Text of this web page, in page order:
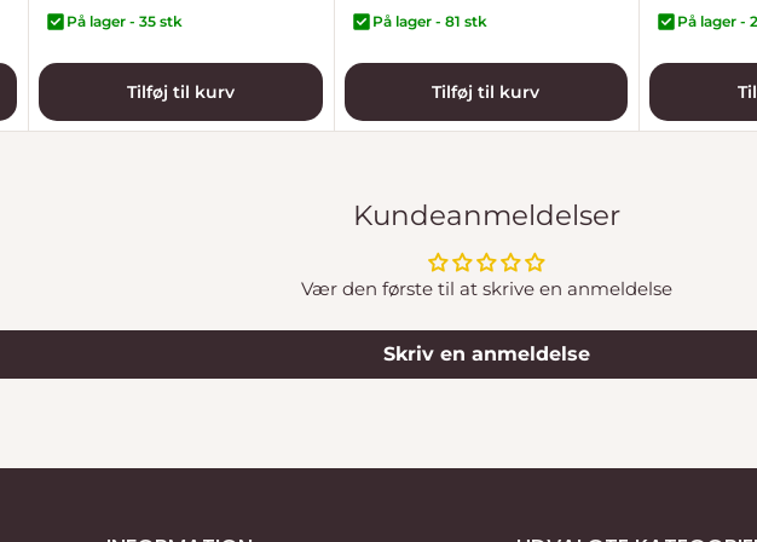
På lager - 35 stk
Tilføj til kurv
På lager - 81 stk
Tilføj til kurv
På lager -
Kundeanmeldelser
Vær den første til at skrive en anmeldelse
Skriv en anmeldelse